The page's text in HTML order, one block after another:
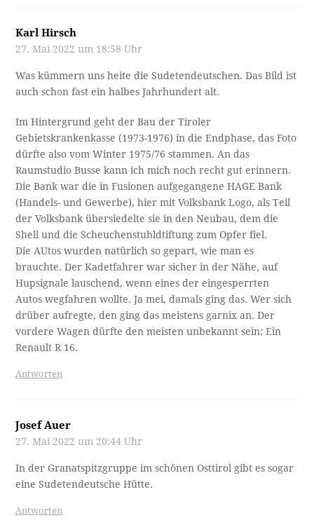
Karl Hirsch
27. Mai 2022 um 18:58 Uhr
Was kümmern uns heite die Sudetendeutschen. Das Bild ist
auch schon fast ein halbes Jahrhundert alt.
Im Hintergrund geht der Bau der Tiroler
Gebietskrankenkasse (1973-1976) in die Endphase, das Foto
dürfte also vom Winter 1975/76 stammen. An das
Raumstudio Busse kann ich mich noch recht gut erinnern.
Die Bank war die in Fusionen aufgegangene HAGE Bank
(Handels- und Gewerbe), hier mit Volksbank Logo, als Teil
der Volksbank übersiedelte sie in den Neubau, dem die
Shell und die Scheuchenstuhldtiftung zum Opfer fiel.
Die AUtos wurden natürlich so gepart, wie man es
brauchte. Der Kadetfahrer war sicher in der Nähe, auf
Hupsignale lauschend, wenn eines der eingesperrten
Autos wegfahren wollte. Ja mei, damals ging das. Wer sich
drüber aufregte, den ging das meistens garnix an. Der
vordere Wagen dürfte den meisten unbekannt sein: Ein
Renault R 16.
Antworten
Josef Auer
27. Mai 2022 um 20:44 Uhr
In der Granatspitzgruppe im schönen Osttirol gibt es sogar
eine Sudetendeutsche Hütte.
Antworten